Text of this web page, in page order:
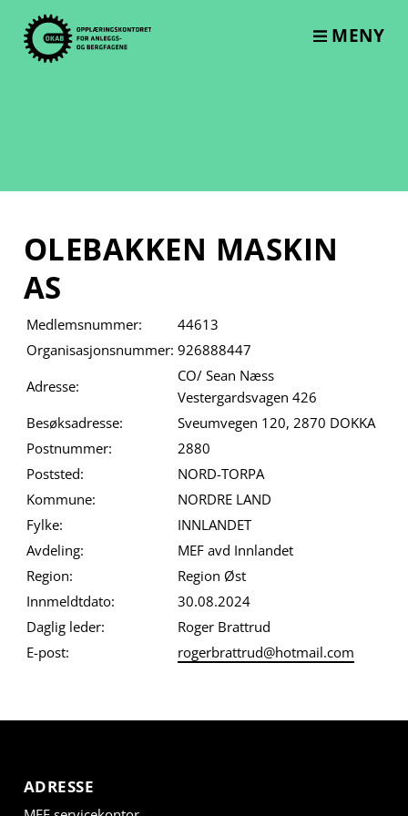
content
MENY
OLEBAKKEN MASKIN
AS
Medlemsnummer:
44613
Organisasjonsnummer: 926888447
Adresse:
CO/ Sean Næss
Vestergardsvagen 426
Besøksadresse:
Sveumvegen 120, 2870 DOKKA
Postnummer:
2880
Poststed:
NORD-TORPA
Kommune:
NORDRE LAND
Fylke:
INNLANDET
Avdeling:
MEF avd Innlandet
Region:
Region Øst
Innmeldtdato:
30.08.2024
Daglig leder:
Roger Brattrud
E-post:
rogerbrattrud@hotmail.com
ADRESSE